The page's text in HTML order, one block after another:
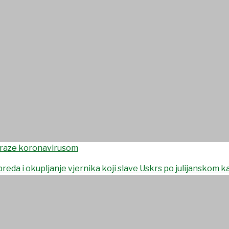
zaštite za održavanje
koronavirusom
i okupljanje vjernika koji slave Uskrs po julijanskom